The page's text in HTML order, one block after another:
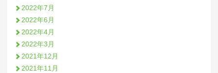
2022年7月
2022年6月
2022年4月
2022年3月
2021年12月
2021年11月